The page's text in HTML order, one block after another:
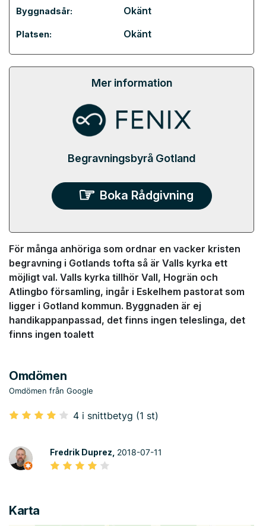
Byggnadsår: Okänt
Platsen: Okänt
Mer information
Begravningsbyrå Gotland
Boka Rådgivning
För många anhöriga som ordnar en vacker kristen
begravning i Gotlands tofta så är Valls kyrka ett
möjligt val. Valls kyrka tillhör Vall, Hogrän och
Atlingbo församling, ingår i Eskelhem pastorat som
ligger i Gotland kommun. Byggnaden är ej
handikappanpassad, det finns ingen teleslinga, det
finns ingen toalett
Omdömen
Omdömen från Google
4 i snittbetyg (1 st)
Fredrik Duprez, 2018-07-11
Karta